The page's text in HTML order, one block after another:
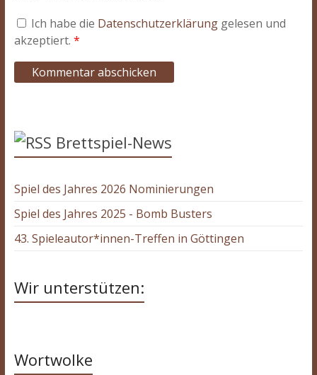
Ich habe die Datenschutzerklärung gelesen und
akzeptiert. *
Brettspiel-News
Spiel des Jahres 2026 Nominierungen
Spiel des Jahres 2025 - Bomb Busters
43. Spieleautor*innen-Treffen in Göttingen
Wir unterstützen:
Wortwolke